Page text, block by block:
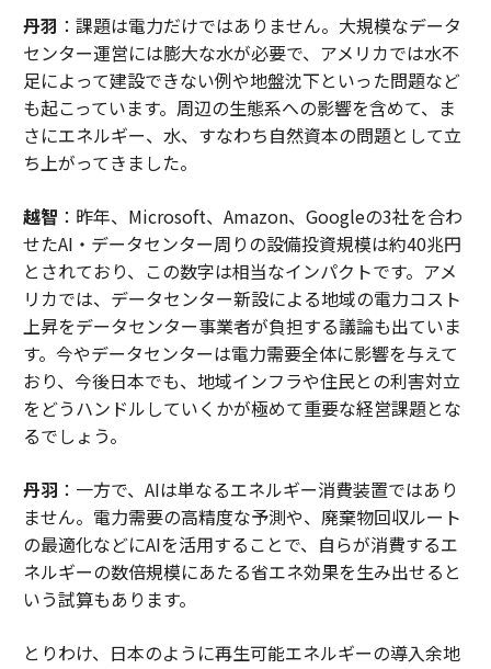
丹羽 ：課題は電力だけではありません。大規模なデータ
センター運営には膨大な水が必要で、アメリカでは水不
足によって建設できない例や地盤沈下といった問題など
も起こっています。周辺の生態系への影響を含めて、ま
さにエネルギー、水、すなわち自然資本の問題として立
ち上がってきました。
越智 ：昨年、Microsoft、Amazon、Googleの3社を合わ
せたAI・データセンター周りの設備投資規模は約40兆円
とされており、この数字は相当なインパクトです。アメ
リカでは、データセンター新設による地域の電力コスト
上昇をデータセンター事業者が負担する議論も出ていま
す。今やデータセンターは電力需要全体に影響を与えて
おり、今後日本でも、地域インフラや住民との利害対立
をどうハンドルしていくかが極めて重要な経営課題とな
るでしょう。
丹羽 ：一方で、AIは単なるエネルギー消費装置ではあり
ません。電力需要の高精度な予測や、廃棄物回収ルート
の最適化などにAIを活用することで、自らが消費するエ
ネルギーの数倍規模にあたる省エネ効果を生み出せると
いう試算もあります。
とりわけ、日本のように再生可能エネルギーの導入余地